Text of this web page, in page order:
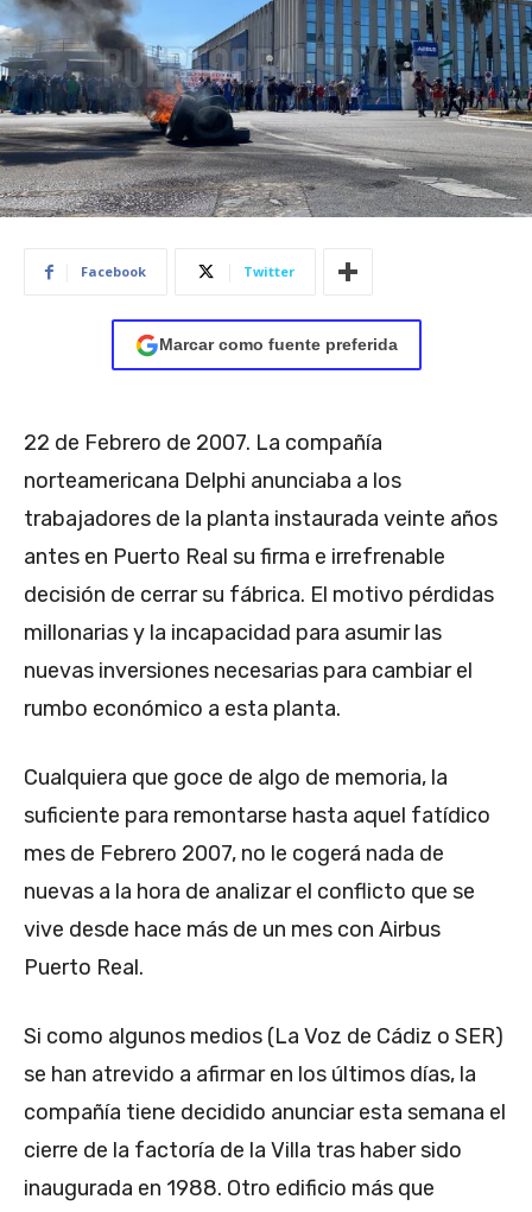
Facebook Twitter
Marcar como fuente preferida
22 de Febrero de 2007. La compañía
norteamericana Delphi anunciaba a los
trabajadores de la planta instaurada veinte años
antes en Puerto Real su firma e irrefrenable
decisión de cerrar su fábrica. El motivo pérdidas
millonarias y la incapacidad para asumir las
nuevas inversiones necesarias para cambiar el
rumbo económico a esta planta.
Cualquiera que goce de algo de memoria, la
suficiente para remontarse hasta aquel fatídico
mes de Febrero 2007, no le cogerá nada de
nuevas a la hora de analizar el conflicto que se
vive desde hace más de un mes con Airbus
Puerto Real.
Si como algunos medios (La Voz de Cádiz o SER)
se han atrevido a afirmar en los últimos días, la
compañía tiene decidido anunciar esta semana el
cierre de la factoría de la Villa tras haber sido
inaugurada en 1988. Otro edificio más que